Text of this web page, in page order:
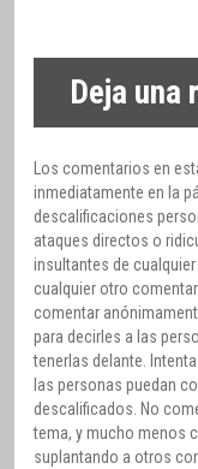
Deja una
Los comentarios en
inmediatamente en la
descalificaciones
ataques directos o
insultantes de
cualquier otro
comentar
para decirles a las
tenerlas delante.
las personas puedan
descalificados. No
tema, y mucho menos
suplantando a otros